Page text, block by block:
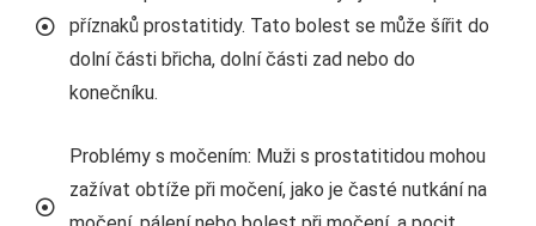
příznaků prostatitidy. Tato bolest se může šířit do
dolní části břicha, dolní části zad nebo do
konečníku.
Problémy s močením: Muži s prostatitidou mohou
zažívat obtíže při močení, jako je časté nutkání na